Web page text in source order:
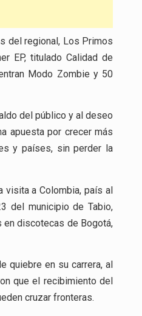
del regional, Los Primos
EP, titulado Calidad de
Modo Zombie y 50
del público y al deseo
apuesta por crecer más
y países, sin perder la
visita a Colombia, país al
del municipio de Tabio,
en discotecas de Bogotá,
quiebre en su carrera, al
que el recibimiento del
cruzar fronteras.